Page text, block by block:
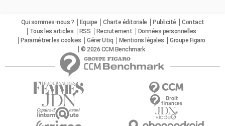
Qui sommes-nous ? Equipe Charte éditoriale Publicité
Contact
Tous les articles
RSS Recrutement
Données personnelles
Paramétrer les cookies
Gérer Utiq Mentions légales
Groupe Figaro
© 2026 CCM Benchmark